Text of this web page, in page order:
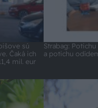
sú
Čaká ich
mil. eur
Strabag:
a potichu